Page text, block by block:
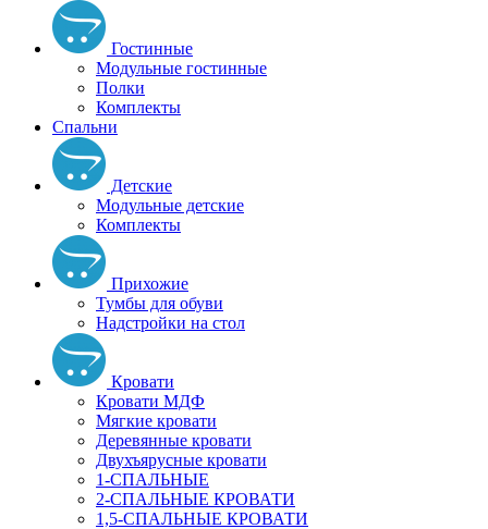
Гостинные
Модульные гостинные
Полки
Комплекты
Спальни
Детские
Модульные детские
Комплекты
Прихожие
Тумбы для обуви
Надстройки на стол
Кровати
Кровати МДФ
Мягкие кровати
Деревянные кровати
Двухъярусные кровати
1-СПАЛЬНЫЕ
2-СПАЛЬНЫЕ КРОВАТИ
1,5-СПАЛЬНЫЕ КРОВАТИ